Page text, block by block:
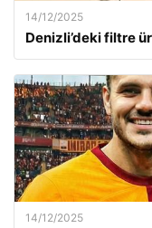
14/12/2025
Denizli’deki filtre
14/12/2025